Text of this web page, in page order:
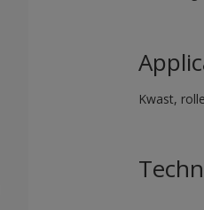
Kwast,